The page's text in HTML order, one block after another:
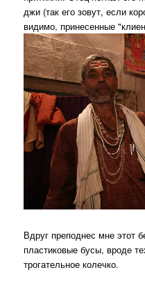
джи (так его зовут, если
видимо, принесенные
Вдруг преподнес мне этот
пластиковые бусы, вроде
трогательное колечко.